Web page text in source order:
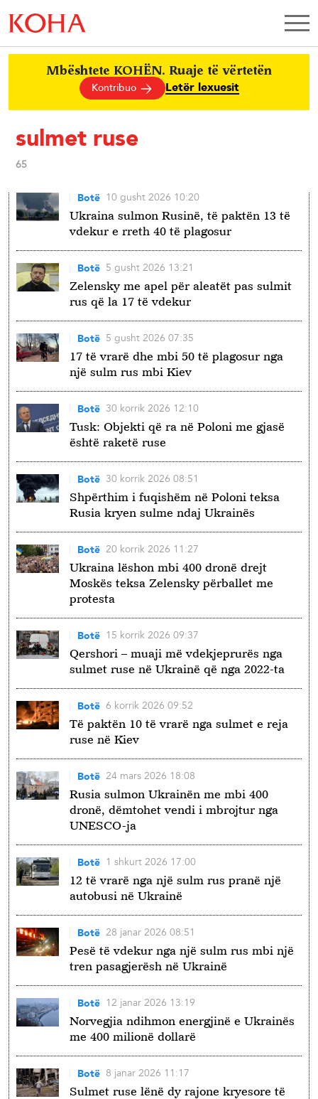
Mbështete KOHËN. Ruaje të vërtetën
Kontribuo Letër lexuesit
sulmet ruse
65
Ukraina sulmon Rusinë, të paktën 13 të
vdekur e rreth 40 të plagosur
Botë 10 gusht 2026 10:20
Zelensky me apel për aleatët pas sulmit
rus që la 17 të vdekur
Botë 5 gusht 2026 13:21
17 të vrarë dhe mbi 50 të plagosur nga
një sulm rus mbi Kiev
Botë 5 gusht 2026 07:35
Tusk: Objekti që ra në Poloni me gjasë
është raketë ruse
Botë 30 korrik 2026 12:10
Shpërthim i fuqishëm në Poloni teksa
Rusia kryen sulme ndaj Ukrainës
Botë 30 korrik 2026 08:51
Ukraina lëshon mbi 400 dronë drejt
Moskës teksa Zelensky përballet me
protesta
Botë 20 korrik 2026 11:27
Qershori – muaji më vdekjeprurës nga
sulmet ruse në Ukrainë që nga 2022-ta
Botë 15 korrik 2026 09:37
Të paktën 10 të vrarë nga sulmet e reja
ruse në Kiev
Botë 6 korrik 2026 09:52
Rusia sulmon Ukrainën me mbi 400
dronë, dëmtohet vendi i mbrojtur nga
UNESCO-ja
Botë 24 mars 2026 18:08
12 të vrarë nga një sulm rus pranë një
autobusi në Ukrainë
Botë 1 shkurt 2026 17:00
Pesë të vdekur nga një sulm rus mbi një
tren pasagjerësh në Ukrainë
Botë 28 janar 2026 08:51
Norvegjia ndihmon energjinë e Ukrainës
me 400 milionë dollarë
Botë 12 janar 2026 13:19
Sulmet ruse lënë dy rajone kryesore të
Botë 8 janar 2026 11:17